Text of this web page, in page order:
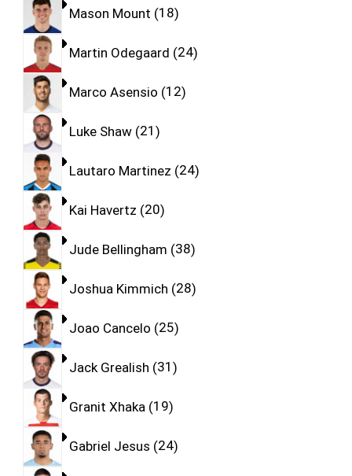
Mason Mount 18
Martin Odegaard 24
Marco Asensio 12
Luke Shaw 21
Lautaro Martinez 24
Kai Havertz 20
Jude Bellingham 38
Joshua Kimmich 28
Joao Cancelo 25
Jack Grealish 31
Granit Xhaka 19
Gabriel Jesus 24